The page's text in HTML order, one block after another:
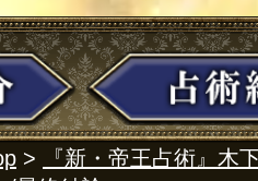
> 『新・帝王占術』木